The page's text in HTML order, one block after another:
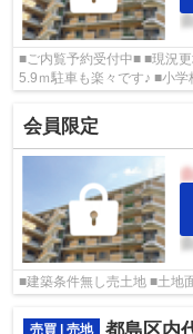
■ご内覧予約受付中■ ■現況
5.9ｍ駐車も楽々です♪ ■小
掲載物件も同時内覧可能で
会員限定
■建築条件無し売土地 ■土地
売買 | 売地